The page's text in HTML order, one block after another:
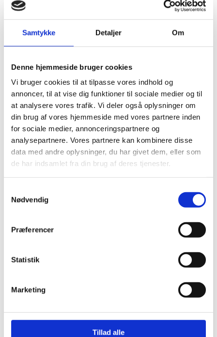
Samtykke Detaljer Om
Denne hjemmeside bruger cookies
Vi bruger cookies til at tilpasse vores indhold og
annoncer, til at vise dig funktioner til sociale medier og til
at analysere vores trafik. Vi deler også oplysninger om
din brug af vores hjemmeside med vores partnere inden
for sociale medier, annonceringspartnere og
analysepartnere. Vores partnere kan kombinere disse
data med andre oplysninger, du har givet dem, eller som
de har indsamlet fra din brug af deres tjenester.
Nødvendig
Præferencer
Statistik
Marketing
Tillad alle
sætte ind med behandling og/eller nøjes med
Hvad koster det
Prisen for et tandeftersyn er fastsat af
Sygesikringen og er derfor den samme hos alle
tandklinikker.
Du skal være tryg i vores
selskab!
Mød vores dygtige behandler-team allerede